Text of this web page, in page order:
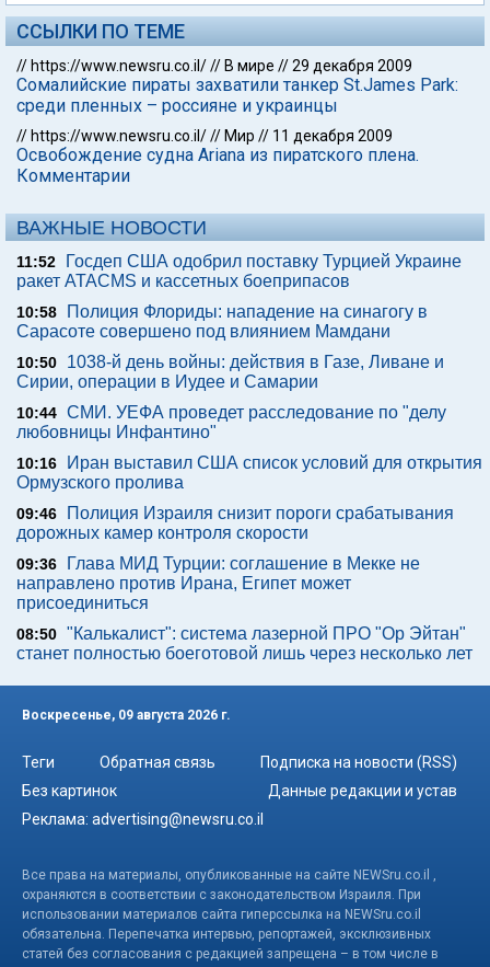
ССЫЛКИ ПО ТЕМЕ
// https://www.newsru.co.il/// В мире //29 декабря 2009
Сомалийские пираты захватили танкер St.James Park:
среди пленных – россияне и украинцы
// https://www.newsru.co.il/// Мир // 11 декабря 2009
Освобождение судна Ariana из пиратского плена.
Комментарии
ВАЖНЫЕ НОВОСТИ
11:52
Госдеп США одобрил поставку Турцией Украине
ракет ATACMS и кассетных боеприпасов
10:58
Полиция Флориды: нападение на синагогу в
Сарасоте совершено под влиянием Мамдани
10:50
1038-й день войны: действия в Газе, Ливане и
Сирии, операции в Иудее и Самарии
10:44 СМИ. УЕФА проведет расследование по "делу
любовницы Инфантино"
10:16
Иран выставил США список условий для открытия
Ормузского пролива
09:46
Полиция Израиля снизит пороги срабатывания
дорожных камер контроля скорости
09:36
Глава МИД Турции: соглашение в Мекке не
направлено против Ирана, Египет может
присоединиться
08:50 "Калькалист": система лазерной ПРО "Ор Эйтан"
станет полностью боеготовой лишь через несколько лет
Воскресенье, 09 августа 2026 г.
Теги Обратная связь
Подписка на новости (RSS)
Без картинок
Данные редакции и устав
Реклама: advertising@newsru.co.il
Все права на материалы, опубликованные на сайте NEWSru.co.il ,
охраняются в соответствии с законодательством Израиля. При
использовании материалов сайта гиперссылка на NEWSru.co.il
обязательна. Перепечатка интервью, репортажей, эксклюзивных
статей без согласования с редакцией запрещена – в том числе в